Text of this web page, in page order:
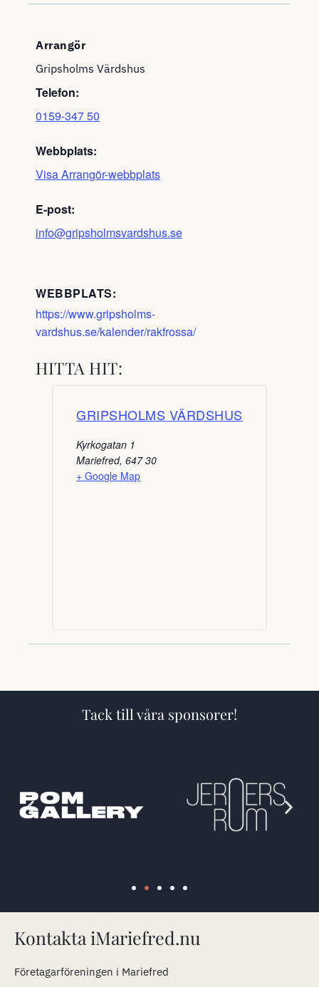
Arrangör
Gripsholms Värdshus
Telefon:
0159-347 50
Webbplats:
Visa Arrangör-webbplats
E-post:
info@gripsholmsvardshus.se
WEBBPLATS:
https://www.gripsholms-
vardshus.se/kalender/rakfrossa/
HITTA HIT:
GRIPSHOLMS VÄRDSHUS
Kyrkogatan 1
Mariefred, 647 30
+ Google Map
Tack till våra sponsorer!
Kontakta iMariefred.nu
Företagarföreningen i Mariefred